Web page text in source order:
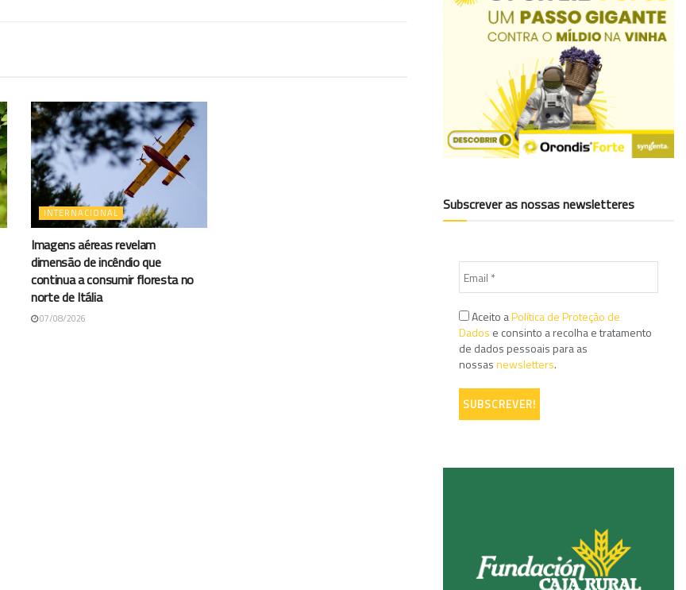
INTERNACIONAL
Imagens aéreas revelam
dimensão de incêndio que
continua a consumir floresta no
norte de Itália
07/08/2026
Subscrever as nossas newsletteres
Aceito aPolítica de Proteção de
Dados e consinto a recolha e tratamento
de dados pessoais para as
nossasnewsletters.